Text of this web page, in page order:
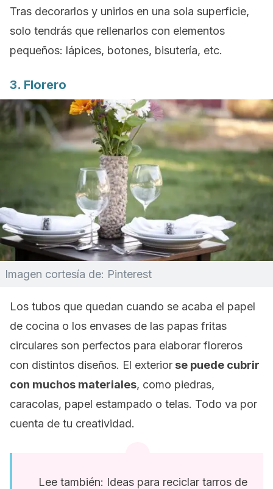
Tras decorarlos y unirlos en una sola superficie,
solo tendrás que rellenarlos con elementos
pequeños: lápices, botones, bisutería, etc.
3. Florero
Imagen cortesía de: Pinterest
Los tubos que quedan cuando se acaba el papel
de cocina o los envases de las papas fritas
circulares son perfectos para elaborar floreros
con distintos diseños. El exterior se puede cubrir
con muchos materiales, como piedras,
caracolas, papel estampado o telas. Todo va por
cuenta de tu creatividad.
Lee también: Ideas para reciclar tarros de